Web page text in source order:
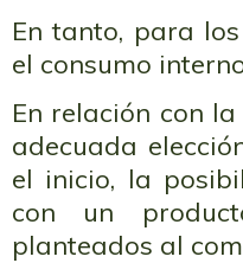
En tanto, para
el consumo
En relación con
adecuada
el inicio, la
con un
planteados al